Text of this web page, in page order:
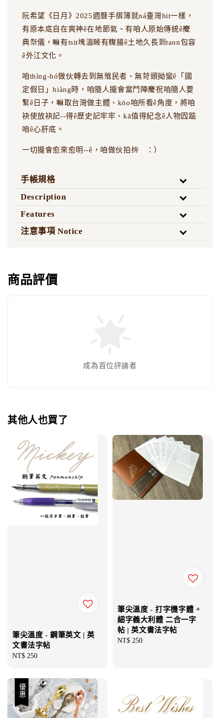
阮希望《日月》2025週曆手摺簿就ná臺灣hit一樣，
有原本底自在爽神ê在地節氣、有咱人原始傳統ê慶
典祭儀，嘛有tsit塊溫暖有腹腸ê土地久長到tann包容
ê外江文化。
咱thìng-hó做伙轉去到無殖民者、無苛頭拗蠻ê「國
定假日」hiàng時，咱隨人攏會當鬥陣慶祝咱隨人要
緊ê日子，嘛取台灣做主體、kōo咱所看ê角度，將咱
袂使放袂記--得ê歷史記牢牢、kā值得紀念ê人物囥踮
咱ê心肝底。
一切攏會愈來愈明--ê，咱做伙拍拚 ：）
手帳規格
Description
Features
注意事項 Notice
商品評價
成為首位評論者
其他人也買了
筆尖溫度 - 鋼筆英文 | 英
文書法字帖
Regular
NT$ 250
筆尖溫度 - 打字機字體 +
細字義大利體 二合一字
帖 | 英文書法字帖
Regular
NT$ 250
優惠